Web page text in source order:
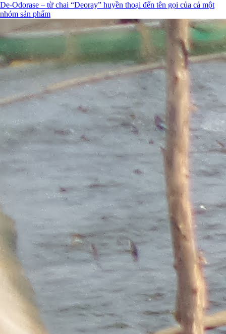
De-Odorase – từ chai “Deoray” huyền thoại đến tên gọi của cả một
nhóm sản phẩm